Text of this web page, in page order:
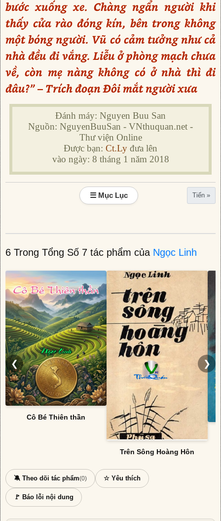
bước xuống xe. Chàng ngẩn người khi
thấy cửa rào đóng kín, bên trong không
một bóng người. Vũ có cảm tưởng như cả
nhà đều đi vắng. Liễu ở phòng mạch chưa
về, còn mẹ nàng không có ở nhà thì đi
đâu?” – Trích đoạn Đôi mắt người xưa
Đánh máy: Nguyen Buu San
Nguồn: NguyenBuuSan - VNthuquan.net -
Thư viện Online
Được bạn: Ct.Ly đưa lên
vào ngày: 8 tháng 1 năm 2018
☰ Mục Lục Tiến »
6 Trong Tổng Số 7 tác phẩm của Ngọc Linh
❮
Cô Bé Thiên thần
Trên Sông Hoàng Hôn
❯
🔕 Theo dõi tác phẩm(0) ☆ Yêu thích
🚩 Báo lỗi nội dung